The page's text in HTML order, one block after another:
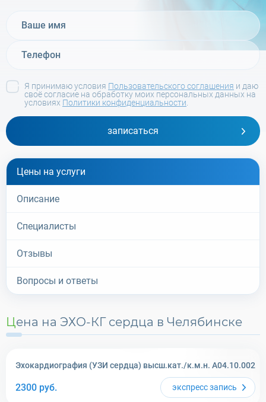
записаться
Я принимаю условия Пользовательского соглашения и даю
своё согласие на обработку моих персональных данных на
условиях Политики конфиденциальности
Цены на услуги
Описание
Специалисты
Отзывы
Вопросы и ответы
Цена на ЭХО-КГ сердца в Челябинске
Эхокардиография (УЗИ сердца) высш.кат./к.м.н. A04.10.002
2300 руб. экспрессзапись